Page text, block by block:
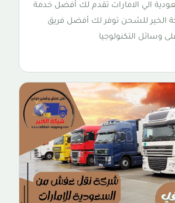
الي الامارات تقدم لك أفضل خدمة
الخير للشحن توفر لك أفضل فريق
وسائل التكنولوجيا